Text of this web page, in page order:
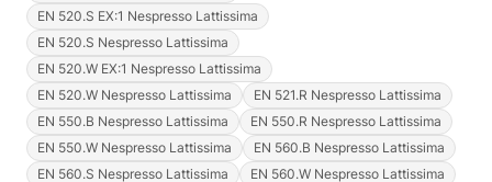
EN 520.S EX:1 Nespresso Lattissima
EN 520.S Nespresso Lattissima
EN 520.W EX:1 Nespresso Lattissima
EN 520.W Nespresso Lattissima
EN 521.R Nespresso Lattissima
EN 550.B Nespresso Lattissima
EN 550.R Nespresso Lattissima
EN 550.W Nespresso Lattissima
EN 560.B Nespresso Lattissima
EN 560.S Nespresso Lattissima
EN 560.W Nespresso Lattissima